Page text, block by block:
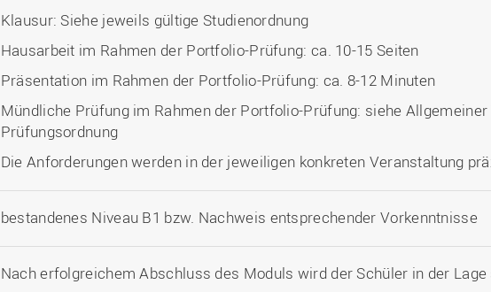
Klausur: Siehe jeweils gültige Studienordnung
Hausarbeit im Rahmen der Portfolio-Prüfung: ca. 10-15 Seiten
Präsentation im Rahmen der Portfolio-Prüfung: ca. 8-12 Minuten
Mündliche Prüfung im Rahmen der Portfolio-Prüfung: siehe Allgemeiner
Prüfungsordnung
Die Anforderungen werden in der jeweiligen konkreten Veranstaltung
bestandenes Niveau B1 bzw. Nachweis entsprechender Vorkenntnisse
Nach erfolgreichem Abschluss des Moduls wird der Schüler in der Lage